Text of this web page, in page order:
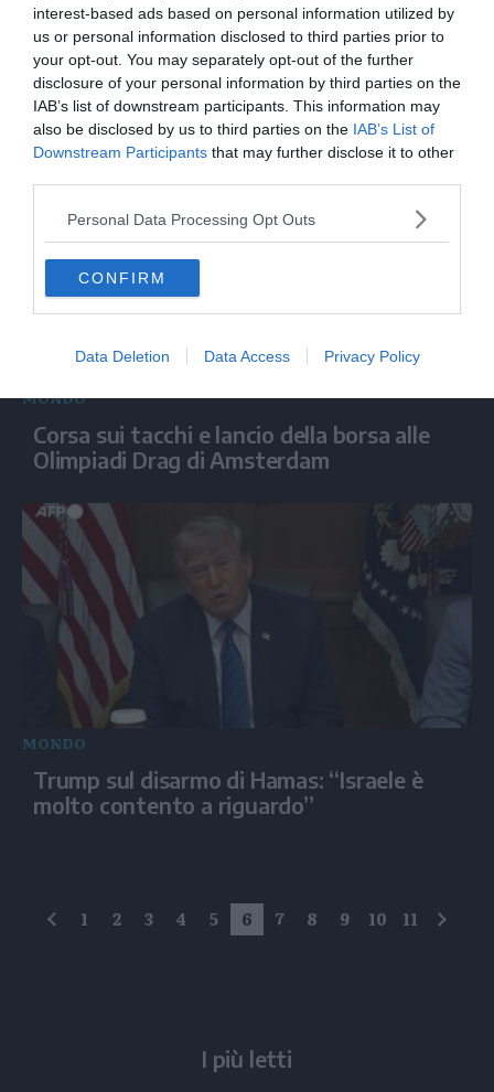
interest-based ads based on personal information utilized by
us or personal information disclosed to third parties prior to
your opt-out. You may separately opt-out of the further
disclosure of your personal information by third parties on the
IAB’s list of downstream participants. This information may
also be disclosed by us to third parties on the IAB’s List of
Downstream Participants that may further disclose it to other
Personal Data Processing Opt Outs
CONFIRM
Data Deletion Data Access Privacy Policy
MONDO
Raid russo su Kiev, esplosioni e fiamme
investono la capitale ucraina
MONDO
Corsa sui tacchi e lancio della borsa alle
Olimpiadi Drag di Amsterdam
MONDO
Trump sul disarmo di Hamas: “Israele è
molto contento a riguardo”
precedente
1 2 3 4 5 6 7 8 9 10 11
I più letti